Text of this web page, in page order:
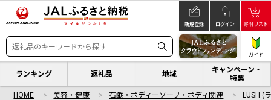
新規登録 ログイン 寄附リスト
ガイド
ランキング 返礼品 地域
キャンペーン・
特集
HOME 美容・健康 石鹸・ボディーソープ・ボディ関連
LUSH (